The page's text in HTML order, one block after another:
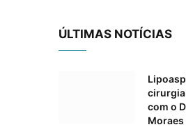
ÚLTIMAS NOTÍCIAS
com o
Moraes